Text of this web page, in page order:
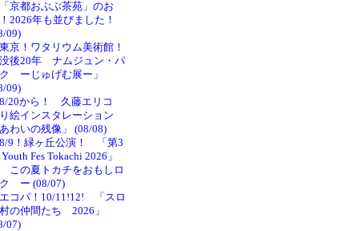
「京都おぶぶ茶苑」のお
2026年も並びました！
09)
東京！ワタリウム美術館！
後20年 ナムジュン・パ
ーじゅげむ展ー」
09)
8/20から！ 久藤エリコ
絵インスタレーション
わいの残像」 (08/08)
8/9！緑ヶ丘公演！ 「第3
Fes Tokachi 2026」
この夏トカチをおもしロ
ー (08/07)
エコパ！10/11!12! 「スロ
の仲間たち 2026」
07)